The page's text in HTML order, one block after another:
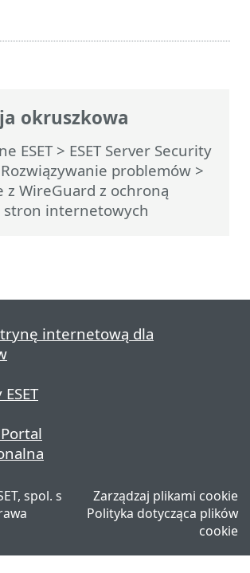
okruszkowa
ESET> ESET Server Security
Rozwiązywanie problemów >
z WireGuard z ochroną
stron internetowych
internetową dla
spol. s
Zarządzaj plikami cookie
Polityka dotycząca plików
cookie